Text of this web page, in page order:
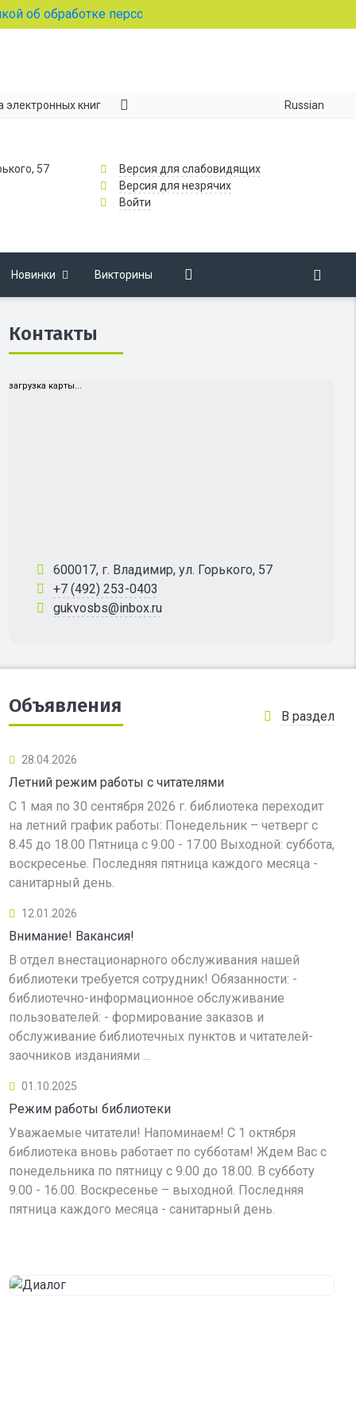
персональных данных
электронных книг Russian
57
Версия для слабовидящих
Версия для незрячих
Войти
Новинки Викторины
Контакты
загрузка карты...
600017, г. Владимир, ул. Горького, 57
+7 (492) 253-0403
gukvosbs@inbox.ru
Объявления В раздел
28.04.2026
Летний режим работы с читателями
С 1 мая по 30 сентября 2026 г. библиотека переходит
на летний график работы: Понедельник – четверг с
8.45 до 18.00 Пятница с 9.00 - 17.00 Выходной: суббота,
воскресенье. Последняя пятница каждого месяца -
санитарный день.
12.01.2026
Внимание! Вакансия!
В отдел внестационарного обслуживания нашей
библиотеки требуется сотрудник! Обязанности: -
библиотечно-информационное обслуживание
пользователей: - формирование заказов и
обслуживание библиотечных пунктов и читателей-
заочников изданиями ...
01.10.2025
Режим работы библиотеки
Уважаемые читатели! Напоминаем! С 1 октября
библиотека вновь работает по субботам! Ждем Вас с
понедельника по пятницу с 9.00 до 18.00. В субботу
9.00 - 16.00. Воскресенье – выходной. Последняя
пятница каждого месяца - санитарный день.